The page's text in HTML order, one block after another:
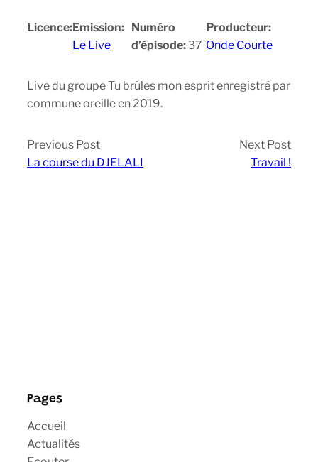
Licence:Emission:
Le Live
Numéro
d’épisode: 37
Producteur:
Onde Courte
Live du groupe Tu brûles mon esprit enregistré par
commune oreille en 2019.
Previous Post
La course du DJELALI
Next Post
Travail !
Pages
Accueil
Actualités